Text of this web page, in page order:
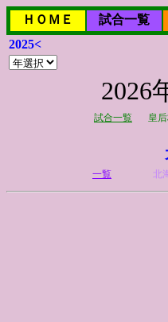
ＨＯＭＥ 試合一覧
2025<
2026
試合一覧 皇
一覧 北